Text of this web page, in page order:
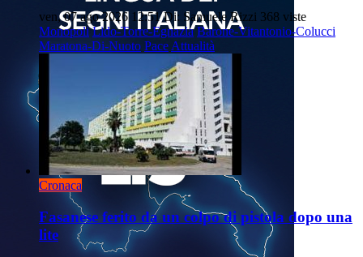
ven, 07 ago 2026 12:51 Di: Samuele Rizzi 368 viste
Monopoli Lido-Torre-Egnazia Barone-Vitantonio-Colucci
Maratona-Di-Nuoto Pace Attualità
Cronaca
Fasanese ferito da un colpo di pistola dopo una
lite